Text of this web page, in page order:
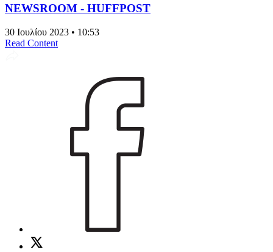
NEWSROOM - HUFFPOST
30 Ιουλίου 2023 • 10:53
Read Content